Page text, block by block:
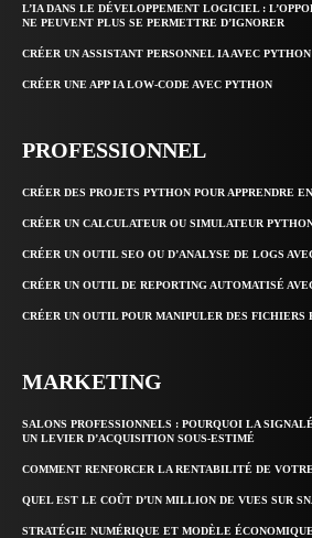
L’IA DANS LE DÉVELOPPEMENT LOGICIEL :
NE PEUVENT PLUS SE PERMETTRE D’IGNORER
CRÉER UN ASSISTANT PERSONNEL IA AVEC PYTHON
CRÉER UNE APP IA LOW-CODE AVEC PYTHON
PROFESSIONNEL
CRÉER DES PROJETS PYTHON POUR APPRENDRE
CRÉER UN CALCULATEUR OU SIMULATEUR
CRÉER UN OUTIL SEO OU D’ANALYSE DE LOGS
CRÉER UN OUTIL DE REPORTING AUTOMATISÉ
CRÉER UN OUTIL POUR MANIPULER DES FICHIERS
MARKETING
SALONS PROFESSIONNELS : POURQUOI LA
UN LEVIER D’ACQUISITION SOUS-ESTIMÉ
COMMENT RENFORCER LA RENTABILITÉ DE
QUEL EST LE COÛT D’UN MILLION DE VUES SUR
STRATÉGIE NUMÉRIQUE ET MODÈLE